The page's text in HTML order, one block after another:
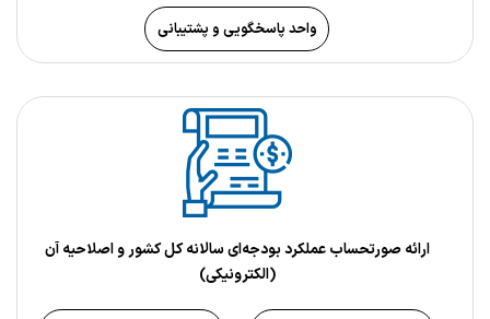
واحد پاسخگویی و پشتیبانی
ارائه صورتحساب عملكرد بودجه‌اي سالانه كل كشور و اصلاحيه آن
(الکترونیکی)